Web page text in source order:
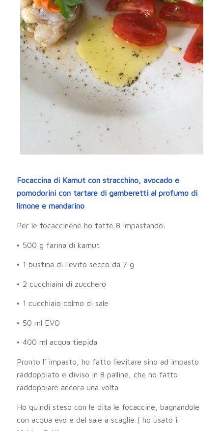
Focaccina di Kamut con stracchino, avocado e
pomodorini con tartare di gamberetti al profumo di
limone e mandarino
Per le focaccinene ho fatte 8 impastando:
• 500 g farina di kamut
• 1 bustina di lievito secco da 7 g
• 2 cucchiaini di zucchero
• 1 cucchiaio colmo di sale
• 50 ml EVO
• 400 ml acqua tiepida
Pronto l’ impasto, ho fatto lievitare sino ad impasto
raddoppiato e diviso in 8 palline, che ho fatto
raddoppiare ancora una volta
Ho quindi steso con le dita le focaccine, bagnandole
con acqua evo e del sale a scaglie ( ho usato il